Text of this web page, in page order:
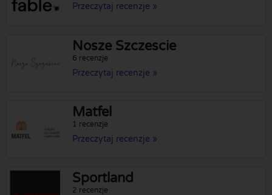
Przeczytaj recenzje »
Nosze Szczescie
6 recenzje
Przeczytaj recenzje »
Matfel
1 recenzje
Przeczytaj recenzje »
Sportland
2 recenzje